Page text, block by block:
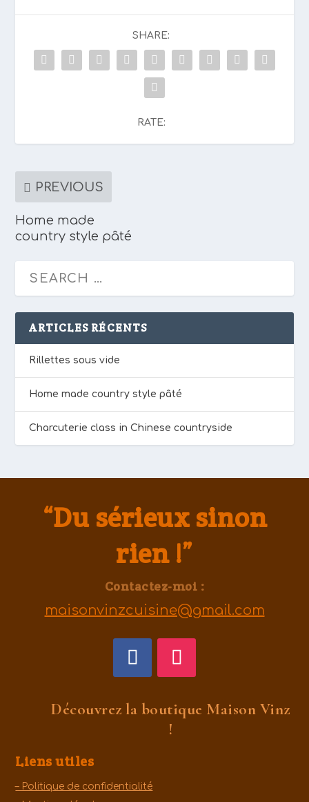
SHARE:
RATE:
PREVIOUS
Home made
country style pâté
ARTICLES RÉCENTS
Rillettes sous vide
Home made country style pâté
Charcuterie class in Chinese countryside
“Du sérieux sinon
rien !”
Contactez-moi :
maisonvinzcuisine@gmail.com
Découvrez la boutique Maison Vinz
!
Liens utiles
– Politique de confidentialité